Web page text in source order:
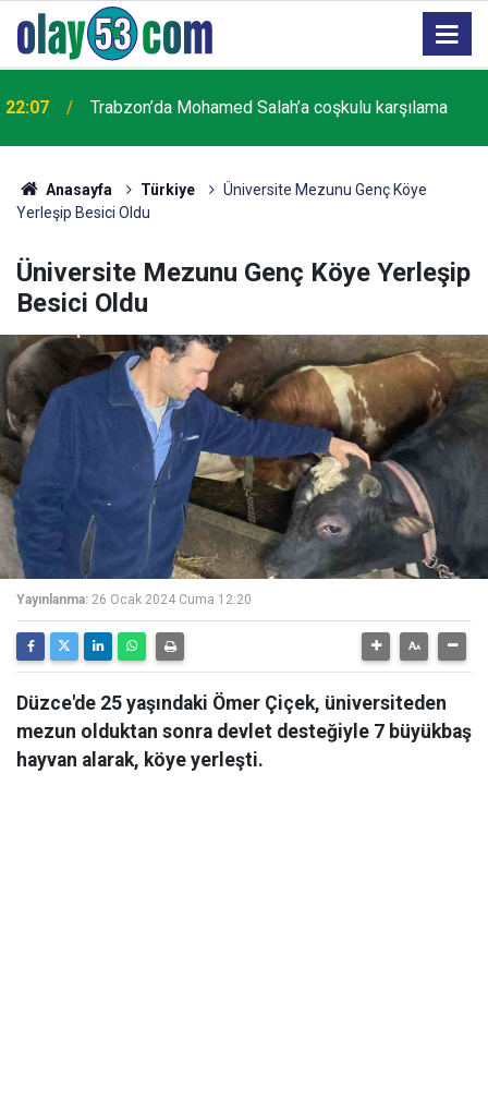
22:07 Trabzon’da Mohamed Salah’a coşkulu karşılama
Anasayfa Türkiye
Üniversite Mezunu Genç Köye
Yerleşip Besici Oldu
Üniversite Mezunu Genç Köye Yerleşip
Besici Oldu
Yayınlanma: 26 Ocak 2024 Cuma 12:20
Düzce'de 25 yaşındaki Ömer Çiçek, üniversiteden
mezun olduktan sonra devlet desteğiyle 7 büyükbaş
hayvan alarak, köye yerleşti.